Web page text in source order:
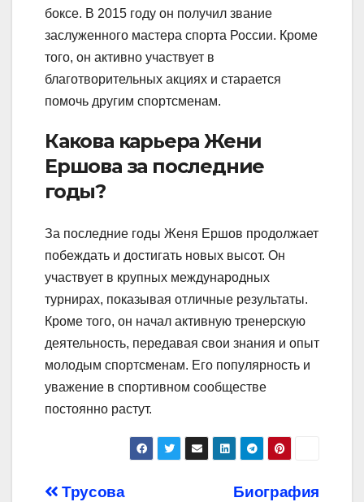
боксе. В 2015 году он получил звание
заслуженного мастера спорта России. Кроме
того, он активно участвует в
благотворительных акциях и старается
помочь другим спортсменам.
Какова карьера Жени
Ершова за последние
годы?
За последние годы Женя Ершов продолжает
побеждать и достигать новых высот. Он
участвует в крупных международных
турнирах, показывая отличные результаты.
Кроме того, он начал активную тренерскую
деятельность, передавая свои знания и опыт
молодым спортсменам. Его популярность и
уважение в спортивном сообществе
постоянно растут.
Биография
Трусова